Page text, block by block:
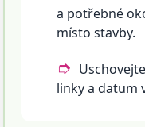
a potřebné
místo stavby.
linky a datum